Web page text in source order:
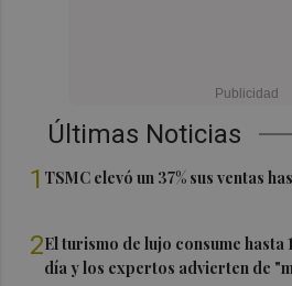
Últimas Noticias
1 TSMC elevó un 37% sus ventas
2El turismo de lujo consume
día y los expertos advierten de